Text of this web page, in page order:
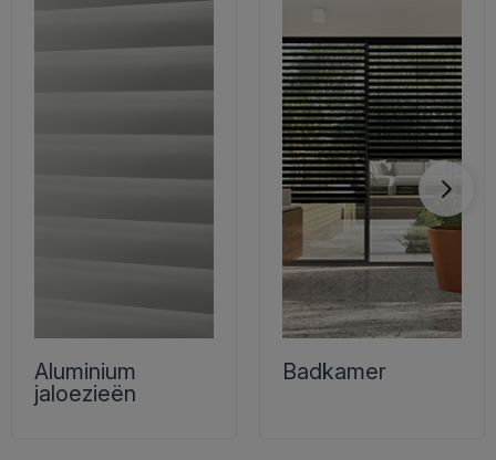
Aluminium
jaloezieën
Badkamer